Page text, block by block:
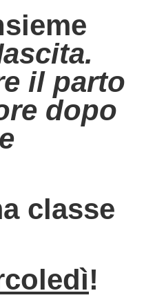
il parto
dopo
classe
!